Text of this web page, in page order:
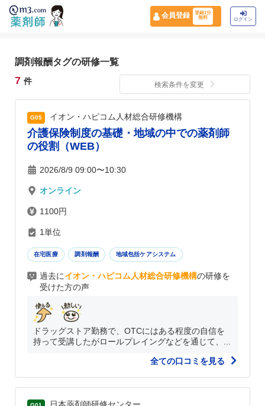
会員登録
登録1分
無料
ログイン
調剤報酬タグの研修一覧
7 件 検索条件を変更
G05 イオン・ハピコム人材総合研修機構
介護保険制度の基礎・地域の中での薬剤師
の役割（WEB）
2026/8/9 09:00〜10:30
オンライン
1100円
1単位
在宅医療 調剤報酬 地域包括ケアシステム
過去にイオン・ハピコム人材総合研修機構の研修を
受けた方の声
ドラッグストア勤務で、OTCにはある程度の自信を
持って受講したがロールプレイングなどを通じて、...
全ての口コミを見る